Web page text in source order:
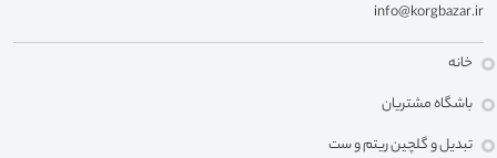
info@korgbazar.ir
خانه
باشگاه مشتریان
تبدیل و گلچین ریتم و ست